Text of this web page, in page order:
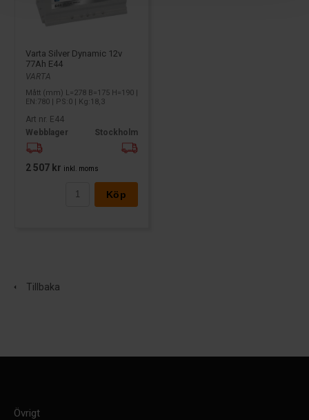
Varta Silver Dynamic 12v
77Ah E44
VARTA
Mått (mm) L=278 B=175 H=190 |
EN:780 | PS:0 | Kg:18,3
Art nr. E44
Webblager
Stockholm
2 507 kr inkl. moms
Köp
Tillbaka
Övrigt